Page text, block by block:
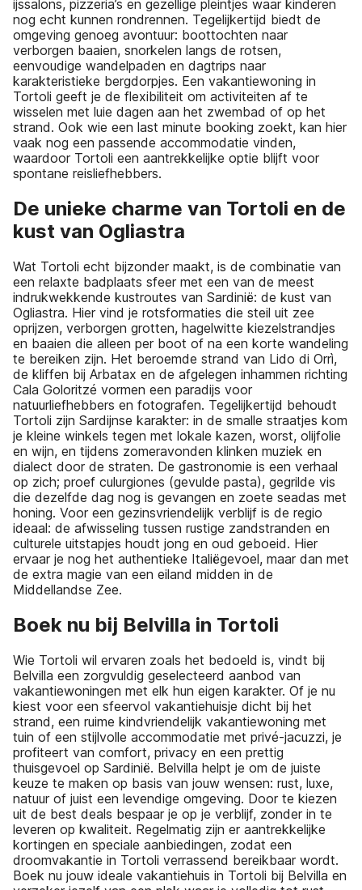
ijssalons, pizzeria’s en gezellige pleintjes waar kinderen
nog echt kunnen rondrennen. Tegelijkertijd biedt de
omgeving genoeg avontuur: boottochten naar
verborgen baaien, snorkelen langs de rotsen,
eenvoudige wandelpaden en dagtrips naar
karakteristieke bergdorpjes. Een vakantiewoning in
Tortoli geeft je de flexibiliteit om activiteiten af te
wisselen met luie dagen aan het zwembad of op het
strand. Ook wie een last minute booking zoekt, kan hier
vaak nog een passende accommodatie vinden,
waardoor Tortoli een aantrekkelijke optie blijft voor
spontane reisliefhebbers.
De unieke charme van Tortoli en de
kust van Ogliastra
Wat Tortoli echt bijzonder maakt, is de combinatie van
een relaxte badplaats sfeer met een van de meest
indrukwekkende kustroutes van Sardinië: de kust van
Ogliastra. Hier vind je rotsformaties die steil uit zee
oprijzen, verborgen grotten, hagelwitte kiezelstrandjes
en baaien die alleen per boot of na een korte wandeling
te bereiken zijn. Het beroemde strand van Lido di Orrì,
de kliffen bij Arbatax en de afgelegen inhammen richting
Cala Goloritzé vormen een paradijs voor
natuurliefhebbers en fotografen. Tegelijkertijd behoudt
Tortoli zijn Sardijnse karakter: in de smalle straatjes kom
je kleine winkels tegen met lokale kazen, worst, olijfolie
en wijn, en tijdens zomeravonden klinken muziek en
dialect door de straten. De gastronomie is een verhaal
op zich; proef culurgiones (gevulde pasta), gegrilde vis
die dezelfde dag nog is gevangen en zoete seadas met
honing. Voor een gezinsvriendelijk verblijf is de regio
ideaal: de afwisseling tussen rustige zandstranden en
culturele uitstapjes houdt jong en oud geboeid. Hier
ervaar je nog het authentieke Italiëgevoel, maar dan met
de extra magie van een eiland midden in de
Middellandse Zee.
Boek nu bij Belvilla in Tortoli
Wie Tortoli wil ervaren zoals het bedoeld is, vindt bij
Belvilla een zorgvuldig geselecteerd aanbod van
vakantiewoningen met elk hun eigen karakter. Of je nu
kiest voor een sfeervol vakantiehuisje dicht bij het
strand, een ruime kindvriendelijk vakantiewoning met
tuin of een stijlvolle accommodatie met privé-jacuzzi, je
profiteert van comfort, privacy en een prettig
thuisgevoel op Sardinië. Belvilla helpt je om de juiste
keuze te maken op basis van jouw wensen: rust, luxe,
natuur of juist een levendige omgeving. Door te kiezen
uit de best deals bespaar je op je verblijf, zonder in te
leveren op kwaliteit. Regelmatig zijn er aantrekkelijke
kortingen en speciale aanbiedingen, zodat een
droomvakantie in Tortoli verrassend bereikbaar wordt.
Boek nu jouw ideale vakantiehuis in Tortoli bij Belvilla en